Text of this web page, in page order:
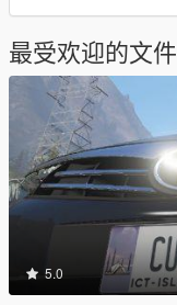
最受欢迎的文件
5.0